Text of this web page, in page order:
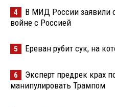
4
В МИД России заявили
войне с Россией
5 Ереван рубит сук, на
6
Эксперт предрек крах
манипулировать Трампом